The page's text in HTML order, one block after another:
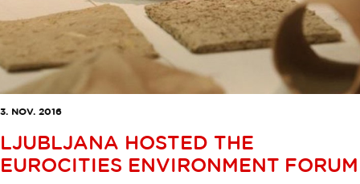
3. NOV. 2016
LJUBLJANA HOSTED THE
EUROCITIES ENVIRONMENT FORUM